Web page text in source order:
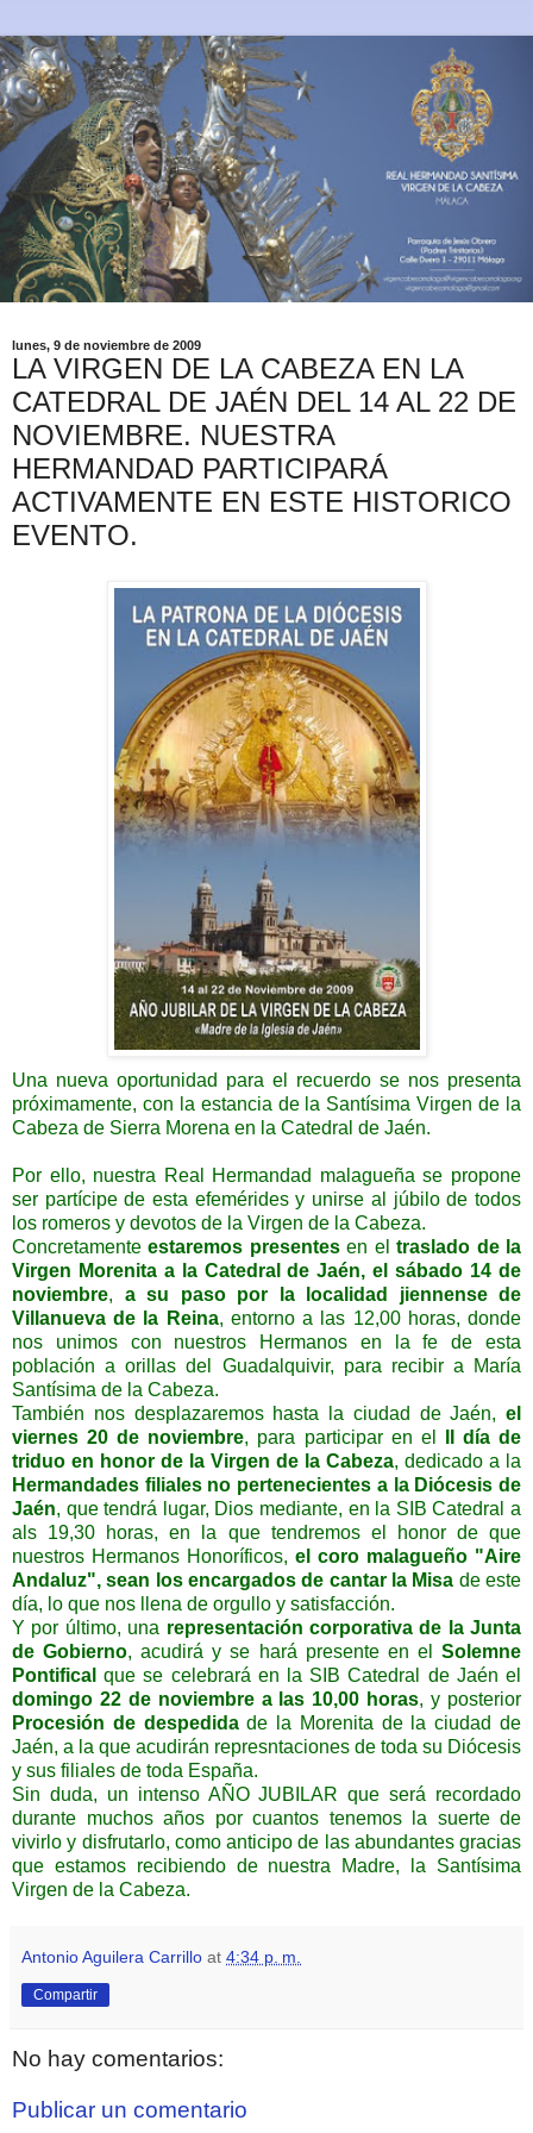
lunes, 9 de noviembre de 2009
LA VIRGEN DE LA CABEZA EN LA
CATEDRAL DE JAÉN DEL 14 AL 22 DE
NOVIEMBRE. NUESTRA
HERMANDAD PARTICIPARÁ
ACTIVAMENTE EN ESTE HISTORICO
EVENTO.
Una nueva oportunidad para el recuerdo se nos presenta
próximamente, con la estancia de la Santísima Virgen de la
Cabeza de Sierra Morena en la Catedral de Jaén.
Por ello, nuestra Real Hermandad malagueña se propone
ser partícipe de esta efemérides y unirse al júbilo de todos
los romeros y devotos de la Virgen de la Cabeza.
Concretamenteestaremos presentesen eltraslado de la
Virgen Morenita a la Catedral de Jaén, el sábado 14 de
noviembre, a su paso por la localidad jiennense de
Villanueva de la Reina, entorno a las 12,00 horas, donde
nos unimos con nuestros Hermanos en la fe de esta
población a orillas del Guadalquivir, para recibir a María
Santísima de la Cabeza.
También nos desplazaremos hasta la ciudad de Jaén, el
viernes 20 de noviembre, para participar en el
II día de
triduo en honor de la Virgen de la Cabeza, dedicado a la
Hermandades filiales no pertenecientes a la Diócesis de
Jaén, que tendrá lugar, Dios mediante, en la SIB Catedral a
als 19,30 horas, en la que tendremos el honor de que
nuestros Hermanos Honoríficos, el coro malagueño "Aire
Andaluz", sean los encargados de cantar la Misa de este
día, lo que nos llena de orgullo y satisfacción.
Y por último, una representación corporativa de la Junta
de Gobierno, acudirá y se hará presente en elSolemne
Pontifical que se celebrará en la SIB Catedral de Jaén el
domingo 22 de noviembre a las 10,00 horas, y posterior
Procesión de despedidade la Morenita de la ciudad de
Jaén, a la que acudirán represntaciones de toda su Diócesis
y sus filiales de toda España.
Sin duda, un intenso AÑO JUBILAR que será recordado
durante muchos años por cuantos tenemos la suerte de
vivirlo y disfrutarlo, como anticipo de las abundantes gracias
que estamos recibiendo de nuestra Madre, la Santísima
Virgen de la Cabeza.
Antonio Aguilera Carrillo at 4:34 p. m.
Compartir
No hay comentarios:
Publicar un comentario